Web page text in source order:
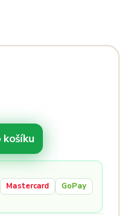
Mastercard GoPay